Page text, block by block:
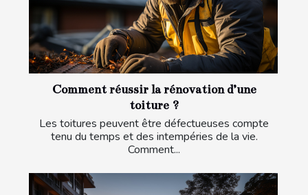
Comment réussir la rénovation d’une
toiture ?
Les toitures peuvent être défectueuses compte
tenu du temps et des intempéries de la vie.
Comment...